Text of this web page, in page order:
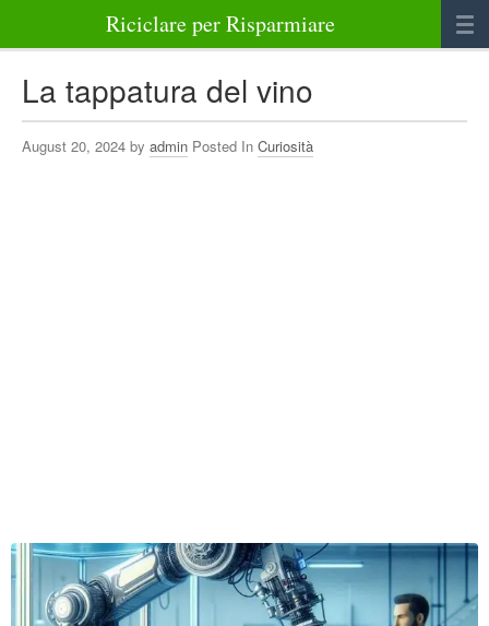
Riciclare per Risparmiare
Bellezza Benessere e Salute
La tappatura del vino
August 20, 2024 by admin Posted In Curiosità